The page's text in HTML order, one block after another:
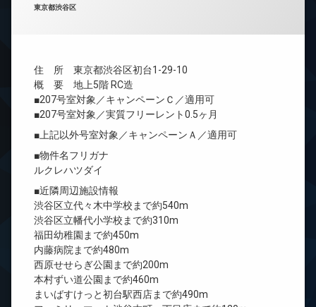
カテゴリー:
東京都渋谷区
住 所 東京都渋谷区初台1-29-10
概 要 地上5階 RC造
■207号室対象／キャンペーンＣ／適用可
■207号室対象／実質フリーレント0.5ヶ月
■上記以外号室対象／キャンペーンＡ／適用可
■物件名フリガナ
ルクレハツダイ
■近隣周辺施設情報
渋谷区立代々木中学校まで約540m
渋谷区立幡代小学校まで約310m
福田幼稚園まで約450m
内藤病院まで約480m
西原せせらぎ公園まで約200m
本村ずい道公園まで約460m
まいばすけっと初台駅西店まで約490m